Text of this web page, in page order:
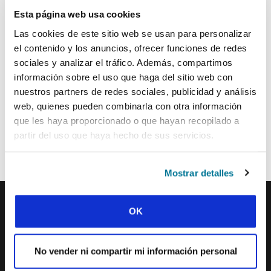
Esta página web usa cookies
Las cookies de este sitio web se usan para personalizar
el contenido y los anuncios, ofrecer funciones de redes
sociales y analizar el tráfico. Además, compartimos
información sobre el uso que haga del sitio web con
nuestros partners de redes sociales, publicidad y análisis
web, quienes pueden combinarla con otra información
que les haya proporcionado o que hayan recopilado a
partir del uso que haya hecho de sus servicios.
Mostrar detalles
OK
No vender ni compartir mi información personal
WISCONSIN
podrá obtener un informe financiero de
IFES/USA en el que encontrará los activos,
pasivos, saldos de fondos, ingresos y gastos del
año fiscal anterior.
Comparte esta página en tu:
F
o
W
p
E L
I
T
EVANGELICAL STUDENTS
NUESTRA VISIÓN GLOBAL